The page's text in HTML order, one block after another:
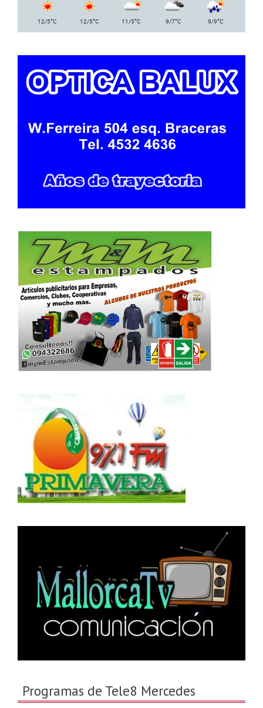
12/5°C 12/5°C 11/5°C 9/7°C 9/9°C
Programas de Tele8 Mercedes